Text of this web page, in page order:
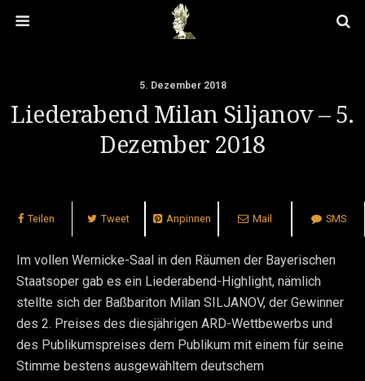
5. Dezember 2018
Liederabend Milan Siljanov – 5.
Dezember 2018
Teilen Tweet Anpinnen Mail SMS
Im vollen Wernicke-Saal in den Räumen der Bayerischen
Staatsoper gab es ein Liederabend-Highlight, nämlich
stellte sich der Baßbariton Milan SILJANOV, der Gewinner
des 2. Preises des diesjährigen ARD-Wettbewerbs und
des Publikumspreises dem Publikum mit einem für seine
Stimme bestens ausgewähltem deutschem